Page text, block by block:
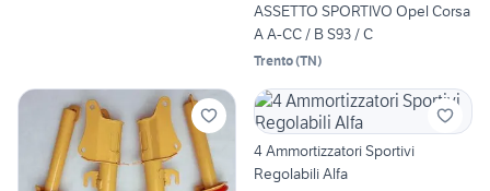
ASSETTO SPORTIVO Opel Corsa
A A-CC / B S93 / C
Trento(TN)
4 Ammortizzatori Sportivi
Regolabili Alfa